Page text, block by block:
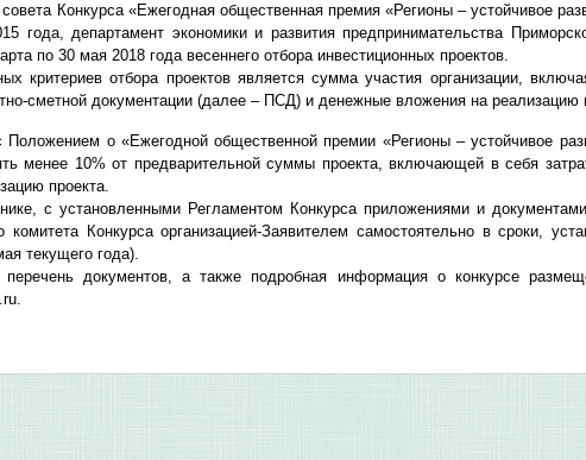
совета Конкурса «Ежегодная общественная премия «Регионы – устойчивое
года, департамент экономики и развития предпринимательства
по 30 мая 2018 года весеннего отбора инвестиционных проектов.
критериев отбора проектов является сумма участия организации,
сметной документации (далее – ПСД) и денежные вложения на реализацию
Положением о «Ежегодной общественной премии «Регионы – устойчивое
менее 10% от предварительной суммы проекта, включающей в себя
проекта.
с установленными Регламентом Конкурса приложениями и
комитета Конкурса организацией-Заявителем самостоятельно в сроки,
текущего года).
перечень документов, а также подробная информация о конкурсе